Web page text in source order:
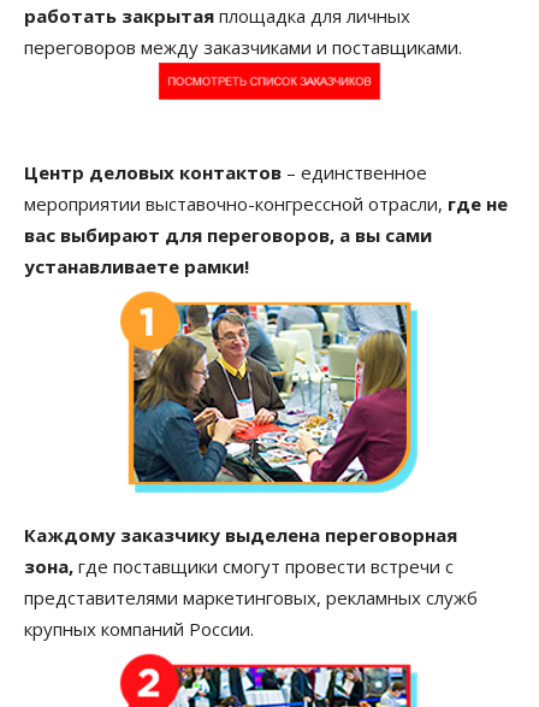
работать закрытая площадка для личных
переговоров между заказчиками и поставщиками.
Центр деловых контактов – единственное
мероприятии выставочно-конгрессной отрасли, где не
вас выбирают для переговоров, а вы сами
устанавливаете рамки!
Каждому заказчику выделена переговорная
зона, где поставщики смогут провести встречи с
представителями маркетинговых, рекламных служб
крупных компаний России.